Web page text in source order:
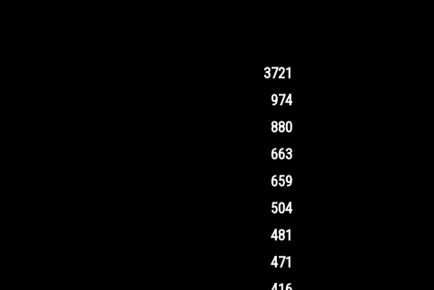
3721
974
880
663
659
504
481
471